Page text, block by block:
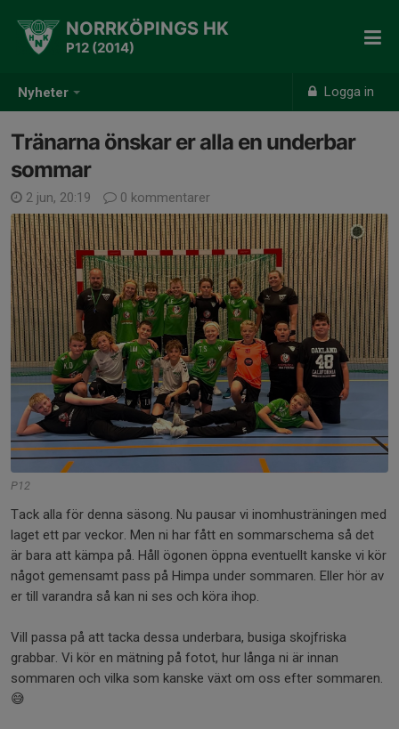
Nyheter Logga in
NORRKÖPINGS HK
P12 (2014)
Tränarna önskar er alla en underbar
sommar
2 jun, 20:19 0 kommentarer
P12
Tack alla för denna säsong. Nu pausar vi inomhusträningen med
laget ett par veckor. Men ni har fått en sommarschema så det
är bara att kämpa på. Håll ögonen öppna eventuellt kanske vi kör
något gemensamt pass på Himpa under sommaren. Eller hör av
er till varandra så kan ni ses och köra ihop.
Vill passa på att tacka dessa underbara, busiga skojfriska
grabbar. Vi kör en mätning på fotot, hur långa ni är innan
sommaren och vilka som kanske växt om oss efter sommaren.
😅